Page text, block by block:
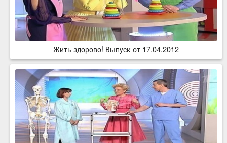
Жить здорово! Выпуск от 17.04.2012